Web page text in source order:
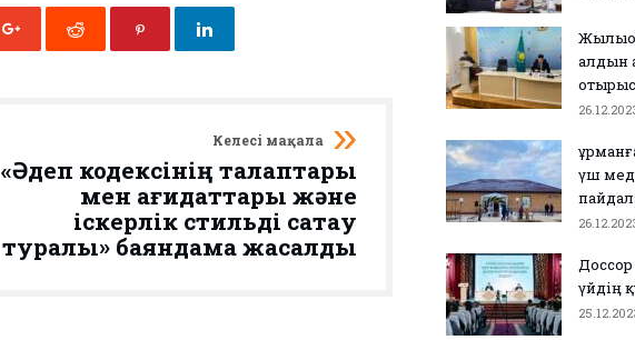
Келесі мақала
«Әдеп кодексінің талаптары
мен қағидаттары және
іскерлік стильді сақтау
туралы» баяндама жасалды
алдын
үш
Доссор
үйдің